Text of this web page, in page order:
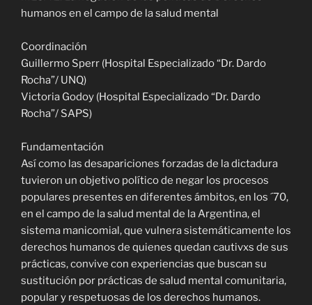
humanos en el campo de la salud mental
Coordinación
Guillermo Sperr (Hospital Especializado “Dr. Dardo
Rocha”/ UNQ)
Victoria Godoy (Hospital Especializado “Dr. Dardo
Rocha”/ SAPS)
Fundamentación
Así como las desapariciones forzadas de la dictadura
tuvieron un objetivo político de negar los procesos
populares presentes en diferentes ámbitos, en los ´70,
en el campo de la salud mental de la Argentina, el
sistema manicomial, que vulnera sistemáticamente los
derechos humanos de quienes quedan cautivxs de sus
prácticas, convive con experiencias que buscan su
sustitución por prácticas de salud mental comunitaria,
popular y respetuosas de los derechos humanos.